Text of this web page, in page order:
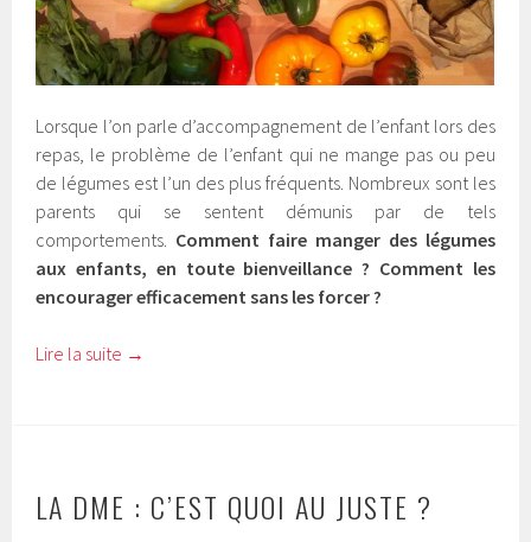
Lorsque l’on parle d’accompagnement de l’enfant lors des
repas, le problème de l’enfant qui ne mange pas ou peu
de légumes est l’un des plus fréquents. Nombreux sont les
parents qui se sentent démunis par de tels
comportements. Comment faire manger des légumes
aux enfants, en toute bienveillance ? Comment les
encourager efficacement sans les forcer ?
Lire la suite →
LA DME : C’EST QUOI AU JUSTE ?